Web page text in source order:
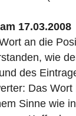
17.03.2008
an die
wie
des
Das
Sinne wie